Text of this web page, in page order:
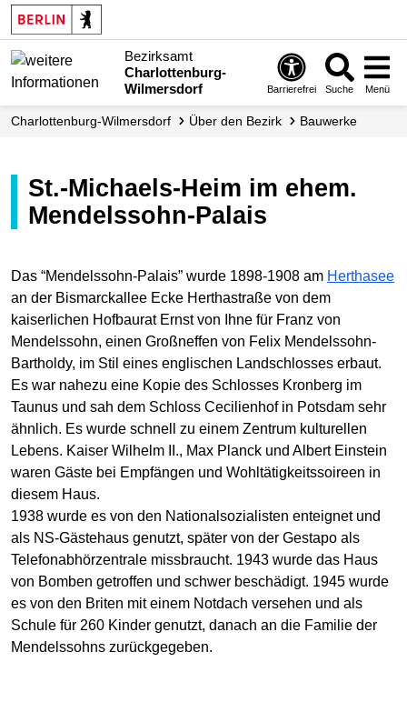
Bezirksamt
Charlottenburg-
Wilmersdorf
Barrierefrei Suche Menü
Charlottenburg-Wilmersdorf Über den Bezirk Bauwerke
St.-Michaels-Heim im ehem.
Mendelssohn-Palais
Das “Mendelssohn-Palais” wurde 1898-1908 am Herthasee
an der Bismarckallee Ecke Herthastraße von dem
kaiserlichen Hofbaurat Ernst von Ihne für Franz von
Mendelssohn, einen Großneffen von Felix Mendelssohn-
Bartholdy, im Stil eines englischen Landschlosses erbaut.
Es war nahezu eine Kopie des Schlosses Kronberg im
Taunus und sah dem Schloss Cecilienhof in Potsdam sehr
ähnlich. Es wurde schnell zu einem Zentrum kulturellen
Lebens. Kaiser Wilhelm II., Max Planck und Albert Einstein
waren Gäste bei Empfängen und Wohltätigkeitssoireen in
diesem Haus.
1938 wurde es von den Nationalsozialisten enteignet und
als NS-Gästehaus genutzt, später von der Gestapo als
Telefonabhörzentrale missbraucht. 1943 wurde das Haus
von Bomben getroffen und schwer beschädigt. 1945 wurde
es von den Briten mit einem Notdach versehen und als
Schule für 260 Kinder genutzt, danach an die Familie der
Mendelssohns zurückgegeben.